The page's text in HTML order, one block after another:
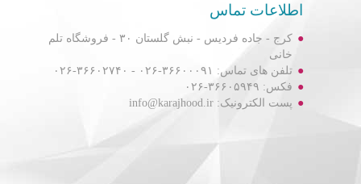
اطلاعات تماس
کرج - جاده فردیس - نبش گلستان ۳۰ - فروشگاه تلم
خانی
تلفن های تماس: ۳۶۶۰۰۰۹۱-۰۲۶ - ۳۶۶۰۲۷۴۰-۰۲۶
فکس: ۳۶۶۰۵۹۴۹-۰۲۶
پست الکترونیک: info@karajhood.ir